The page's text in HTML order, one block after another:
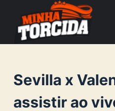
o
o
Sevilla x
assistir ao